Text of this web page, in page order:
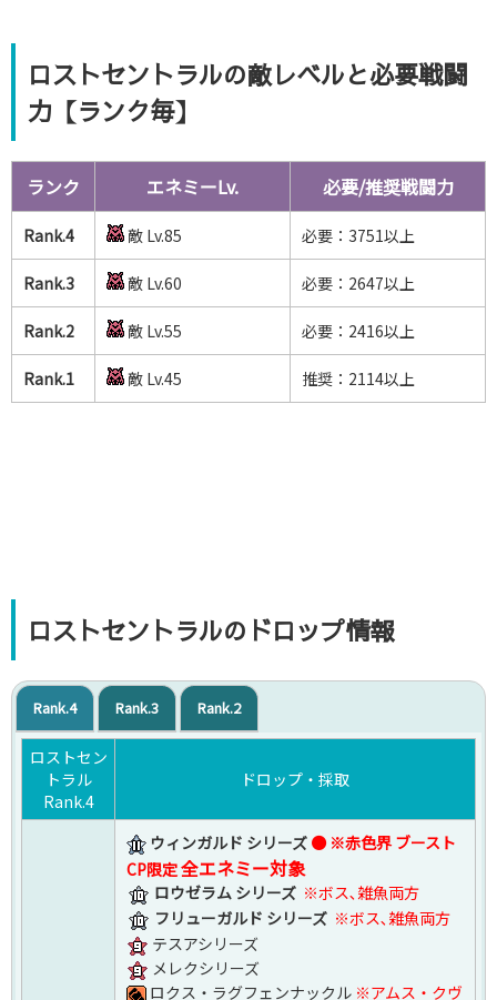
ロストセントラルの敵レベルと必要戦闘
力【ランク毎】
ランク エネミーLv. 必要/推奨戦闘力
Rank.4 敵 Lv.85 必要：3751以上
Rank.3 敵 Lv.60 必要：2647以上
Rank.2 敵 Lv.55 必要：2416以上
Rank.1 敵 Lv.45 推奨：2114以上
ロストセントラルのドロップ情報
Rank.4 Rank.3 Rank.2
ロストセン
トラル
Rank.4
ドロップ・採取
ウィンガルド シリーズ ● ※赤色界 ブースト
CP限定全エネミー対象
ロウゼラム シリーズ ※ボス､雑魚両方
フリューガルド シリーズ ※ボス､雑魚両方
テスアシリーズ
メレクシリーズ
ロクス・ラグフェンナックル ※アムス・クヴ